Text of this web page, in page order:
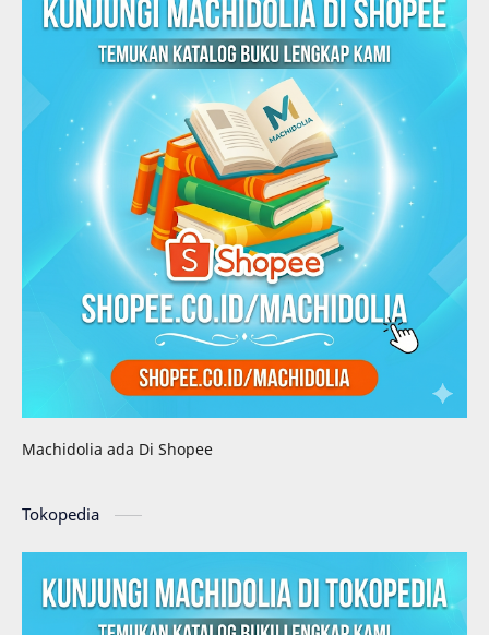
Machidolia ada Di Shopee
Tokopedia